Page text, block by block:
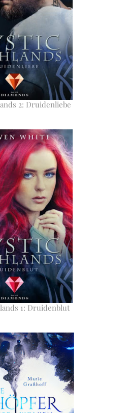
2: Druidenliebe
1: Druidenblut